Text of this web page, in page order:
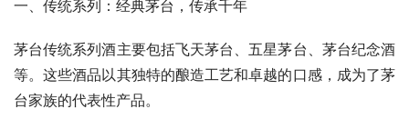
一、传统系列：经典茅台，传承千年
茅台传统系列酒主要包括飞天茅台、五星茅台、茅台纪念酒
等。这些酒品以其独特的酿造工艺和卓越的口感，成为了茅
台家族的代表性产品。